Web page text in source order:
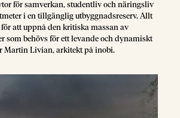
för samverkan, studentliv och näringsliv
i en tillgänglig utbyggnadsreserv. Allt
att uppnå den kritiska massan av
som behövs för ett levande och dynamiskt
Martin Livian, arkitekt på inobi.